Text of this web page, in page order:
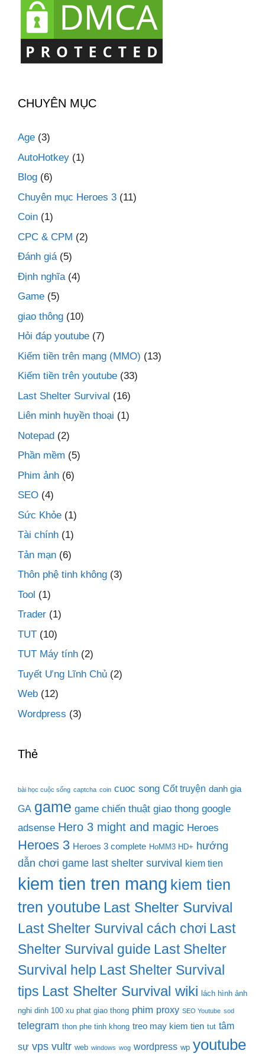
CHUYÊN MỤC
Age (3)
AutoHotkey (1)
Blog (6)
Chuyên mục Heroes 3 (11)
Coin (1)
CPC & CPM (2)
Đánh giá(5)
Định nghĩa (4)
Game (5)
giao thông (10)
Hỏi đáp youtube (7)
Kiếm tiền trên mạng (MMO) (13)
Kiếm tiền trên youtube (33)
Last Shelter Survival (16)
Liên minh huyền thoại (1)
Notepad (2)
Phần mềm (5)
Phim ảnh (6)
SEO (4)
Sức Khỏe (1)
Tài chính (1)
Tản mạn (6)
Thôn phệ tinh không (3)
Tool (1)
Trader (1)
TUT (10)
TUT Máy tính (2)
Tuyết Ưng Lĩnh Chủ (2)
Web (12)
Wordpress (3)
Thẻ
bài học cuộc sống captcha coin cuoc song Cốt truyện danh gia
GA game game chiến thuật giao thong google
adsense Hero 3 might and magic Heroes
Heroes 3 Heroes 3 complete HoMM3 HD+ hướng
dẫn chơi game last shelter survival kiem tien
kiem tien tren mang kiem tien
tren youtube Last Shelter Survival
Last Shelter Survival cách chơi Last
Shelter Survival guide Last Shelter
Survival help Last Shelter Survival
tips Last Shelter Survival wiki lách hình ảnh
nghi dinh 100 xu phat giao thong phim proxy SEO Youtube sod
telegram thon phe tinh khong treo may kiem tien tut tâm
sự vps vultr web windows wog wordpress wp youtube